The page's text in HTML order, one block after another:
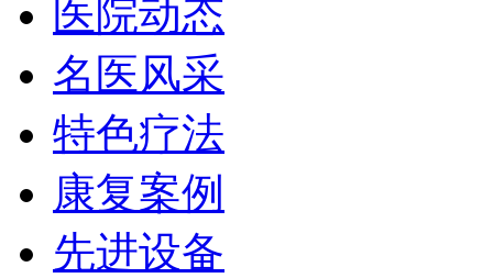
医院动态
名医风采
特色疗法
康复案例
先进设备